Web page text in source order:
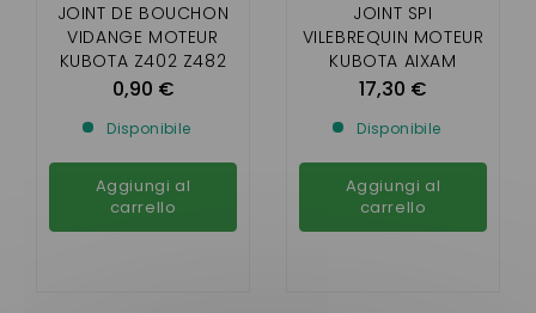
JOINT DE BOUCHON
VIDANGE MOTEUR
KUBOTA Z402 Z482
0,90 €
Disponibile
Aggiungi al
carrello
JOINT SPI
VILEBREQUIN MOTEUR
KUBOTA AIXAM
(MOTEUR BICYLINDRE
17,30 €
Disponibile
Aggiungi al
carrello